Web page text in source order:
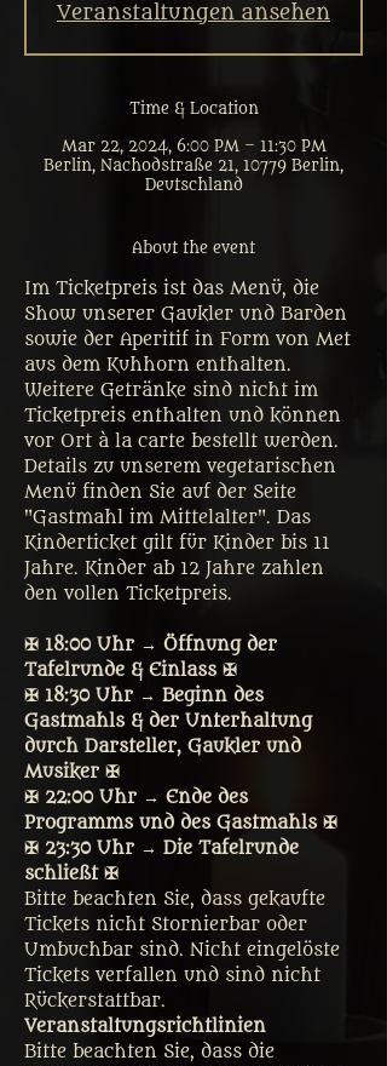
Veranstaltungen ansehen
Time & Location
Mar 22, 2024, 6:00 PM – 11:30 PM
Berlin, Nachodstraße 21, 10779 Berlin,
Deutschland
About the event
Im Ticketpreis ist das Menü, die
Show unserer Gaukler und Barden
sowie der Aperitif in Form von Met
aus dem Kuhhorn enthalten.
Weitere Getränke sind nicht im
Ticketpreis enthalten und können
vor Ort à la carte bestellt werden.
Details zu unserem vegetarischen
Menü finden Sie auf der Seite
"Gastmahl im Mittelalter". Das
Kinderticket gilt für Kinder bis 11
Jahre. Kinder ab 12 Jahre zahlen
den vollen Ticketpreis.
✠ 18:00 Uhr → Öffnung der
Tafelrunde & Einlass ✠
✠ 18:30 Uhr → Beginn des
Gastmahls & der Unterhaltung
durch Darsteller, Gaukler und
Musiker ✠
✠ 22:00 Uhr → Ende des
Programms und des Gastmahls ✠
✠ 23:30 Uhr → Die Tafelrunde
schließt ✠
Bitte beachten Sie, dass gekaufte
Tickets nicht Stornierbar oder
Umbuchbar sind. Nicht eingelöste
Tickets verfallen und sind nicht
Rückerstattbar.
Veranstaltungsrichtlinien
Bitte beachten Sie, dass die